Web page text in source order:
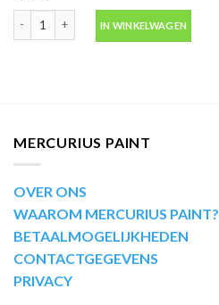
IN WINKELWAGEN
MERCURIUS PAINT
OVER ONS
WAAROM MERCURIUS PAINT?
BETAALMOGELIJKHEDEN
CONTACTGEGEVENS
PRIVACY